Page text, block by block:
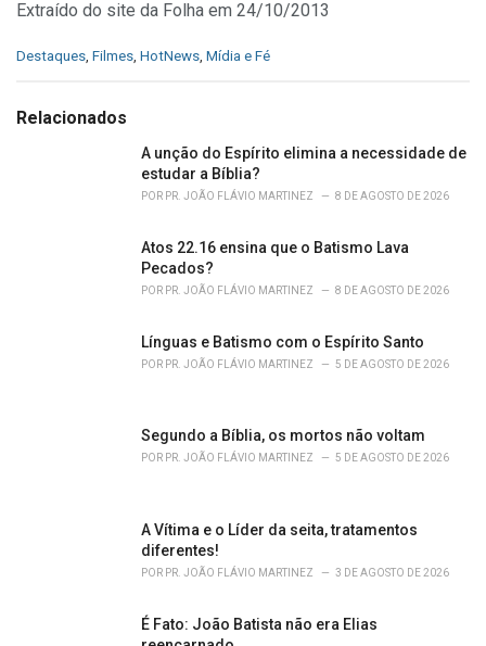
Extraído do site da Folha em 24/10/2013
C
e
Destaques, Filmes, HotNews, Mídia e Fé
Relacionados
A unção do Espírito elimina a necessidade de
estudar a Bíblia?
POR PR. JOÃO FLÁVIO MARTINEZ 8 DE AGOSTO DE 2026
Atos 22.16 ensina que o Batismo Lava
Pecados?
POR PR. JOÃO FLÁVIO MARTINEZ 8 DE AGOSTO DE 2026
Línguas e Batismo com o Espírito Santo
POR PR. JOÃO FLÁVIO MARTINEZ 5 DE AGOSTO DE 2026
Segundo a Bíblia, os mortos não voltam
POR PR. JOÃO FLÁVIO MARTINEZ 5 DE AGOSTO DE 2026
A Vítima e o Líder da seita, tratamentos
diferentes!
POR PR. JOÃO FLÁVIO MARTINEZ 3 DE AGOSTO DE 2026
É Fato: João Batista não era Elias